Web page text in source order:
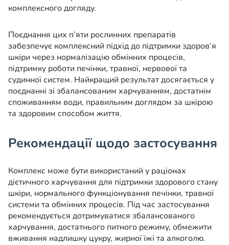
комплексного догляду.
Поєднання цих п’яти рослинних препаратів
забезпечує комплексний підхід до підтримки здоров’я
шкіри через нормалізацію обмінних процесів,
підтримку роботи печінки, травної, нервової та
судинної систем. Найкращий результат досягається у
поєднанні зі збалансованим харчуванням, достатнім
споживанням води, правильним доглядом за шкірою
та здоровим способом життя.
Рекомендації щодо застосування
Комплекс може бути використаний у раціонах
дієтичного харчування для підтримки здорового стану
шкіри, нормального функціонування печінки, травної
системи та обмінних процесів. Під час застосування
рекомендується дотримуватися збалансованого
харчування, достатнього питного режиму, обмежити
вживання надлишку цукру, жирної їжі та алкоголю.